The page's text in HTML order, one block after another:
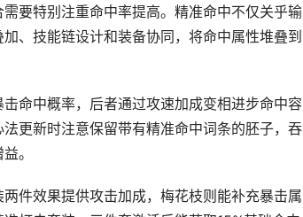
要特别注重命中率提高。精准命中不仅关乎输
、技能链设计和装备协同，将命中属性堆叠到
命中概率，后者通过攻速加成变相进步命中容
更新时注意保留带有精准命中词条的胚子，吞
。
件效果提供攻击加成，梅花枝则能补充暴击属